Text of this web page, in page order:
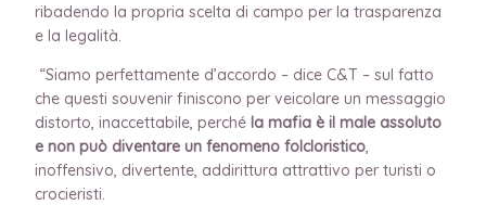
ribadendo la propria scelta di campo per la trasparenza
e la legalità.
“Siamo perfettamente d’accordo – dice C&T – sul fatto
che questi souvenir finiscono per veicolare un messaggio
distorto, inaccettabile, perché la mafia è il male assoluto
e non può diventare un fenomeno folcloristico,
inoffensivo, divertente, addirittura attrattivo per turisti o
crocieristi.